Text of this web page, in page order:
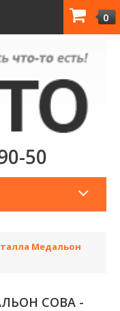
0
50
Медальон
СОВА -